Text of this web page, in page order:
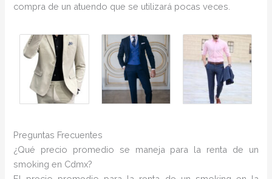
compra de un atuendo que se utilizará pocas veces.
Preguntas Frecuentes
¿Qué precio promedio se maneja para la renta de un
smoking en Cdmx?